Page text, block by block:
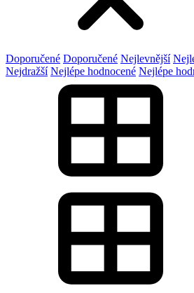
Doporučené Doporučené Nejlevnější
Nejdražší Nejlépe hodnocené Nejlépe